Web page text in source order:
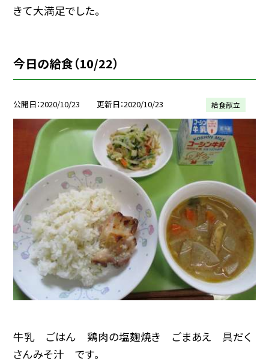
きて大満足でした。
今日の給食（10/22）
公開日 2020/10/23 更新日 2020/10/23 給食献立
牛乳 ごはん 鶏肉の塩麹焼き ごまあえ 具だく
さんみそ汁 です。